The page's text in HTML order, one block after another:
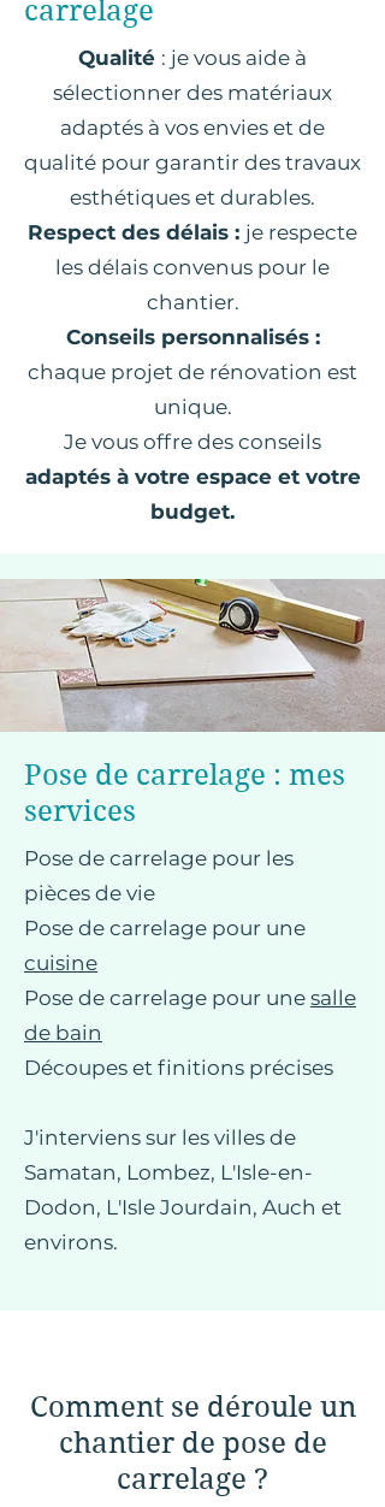
carrelage
Qualité : je vous aide à
sélectionner des matériaux
adaptés à vos envies et de
qualité pour garantir des travaux
esthétiques et durables.
Respect des délais : je respecte
les délais convenus pour le
chantier.
Conseils personnalisés :
chaque projet de rénovation est
unique.
Je vous offre des conseils
adaptés à votre espace et votre
budget.
Pose de carrelage : mes
services
Pose de carrelage pour les
pièces de vie
Pose de carrelage pour une
cuisine
Pose de carrelage pour une salle
de bain
Découpes et finitions précises
J'interviens sur les villes de
Samatan, Lombez, L'Isle-en-
Dodon, L'Isle Jourdain, Auch et
environs.
Comment se déroule un
chantier de pose de
carrelage ?